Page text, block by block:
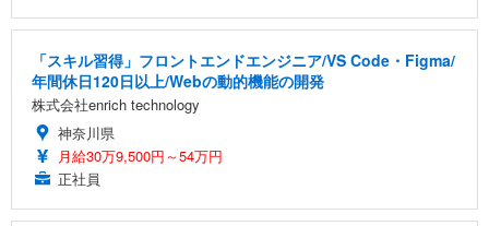
「スキル習得」フロントエンドエンジニア/VS Code・Figma/
年間休日120日以上/Webの動的機能の開発
株式会社enrich technology
神奈川県
月給30万9,500円～54万円
正社員